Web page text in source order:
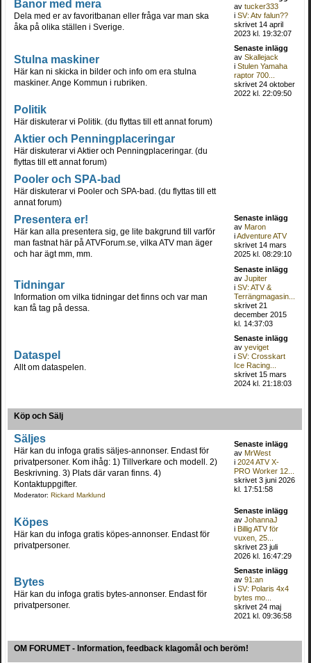
Banor med mera
Dela med er av favoritbanan eller fråga var man ska
åka på olika ställen i Sverige.
avtucker333
iSV: Atv falun??
skrivet 14 april
2023 kl. 19:32:07
Stulna maskiner
Här kan ni skicka in bilder och info om era stulna
maskiner. Ange Kommun i rubriken.
Senaste inlägg
avSkallejack
iStulen Yamaha
raptor 700...
skrivet 24 oktober
2022 kl. 22:09:50
Politik
Här diskuterar vi Politik. (du flyttas till ett annat forum)
Aktier och Penningplaceringar
Här diskuterar vi Aktier och Penningplaceringar. (du
flyttas till ett annat forum)
Pooler och SPA-bad
Här diskuterar vi Pooler och SPA-bad. (du flyttas till ett
annat forum)
Presentera er!
Här kan alla presentera sig, ge lite bakgrund till varför
man fastnat här på ATVForum.se, vilka ATV man äger
och har ägt mm, mm.
Senaste inlägg
avMaron
iAdventure ATV
skrivet 14 mars
2025 kl. 08:29:10
Tidningar
Information om vilka tidningar det finns och var man
kan få tag på dessa.
Senaste inlägg
avJupiter
iSV: ATV &
Terrängmagasin...
skrivet 21
december 2015
kl. 14:37:03
Dataspel
Allt om dataspelen.
Senaste inlägg
avyeviget
iSV: Crosskart
Ice Racing...
skrivet 15 mars
2024 kl. 21:18:03
Köp och Sälj
Säljes
Här kan du infoga gratis säljes-annonser. Endast för
privatpersoner. Kom ihåg: 1) Tillverkare och modell. 2)
Beskrivning. 3) Plats där varan finns. 4)
Kontaktuppgifter.
Moderator: Rickard Marklund
Senaste inlägg
avMrWest
i2024 ATV X-
PRO Worker 12...
skrivet 3 juni 2026
kl. 17:51:58
Köpes
Här kan du infoga gratis köpes-annonser. Endast för
privatpersoner.
Senaste inlägg
avJohannaJ
iBillig ATV för
vuxen, 25...
skrivet 23 juli
2026 kl. 16:47:29
Bytes
Här kan du infoga gratis bytes-annonser. Endast för
privatpersoner.
Senaste inlägg
av91:an
iSV: Polaris 4x4
bytes mo...
skrivet 24 maj
2021 kl. 09:36:58
OM FORUMET - Information, feedback klagomål och beröm!